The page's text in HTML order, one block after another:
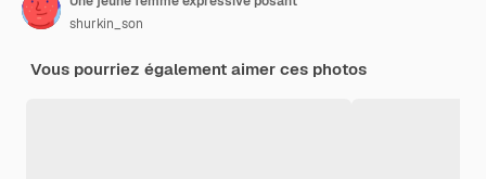
shurkin_son
Vous pourriez également aimer ces photos